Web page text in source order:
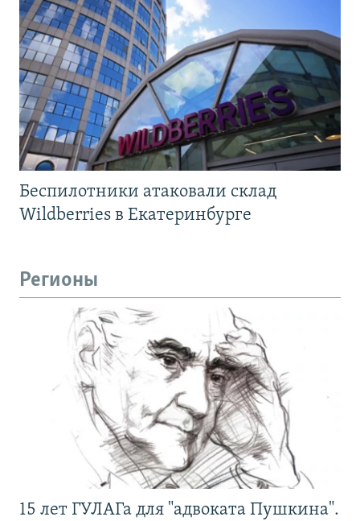
Беспилотники атаковали склад
Wildberries в Екатеринбурге
Регионы
15 лет ГУЛАГа для "адвоката Пушкина".